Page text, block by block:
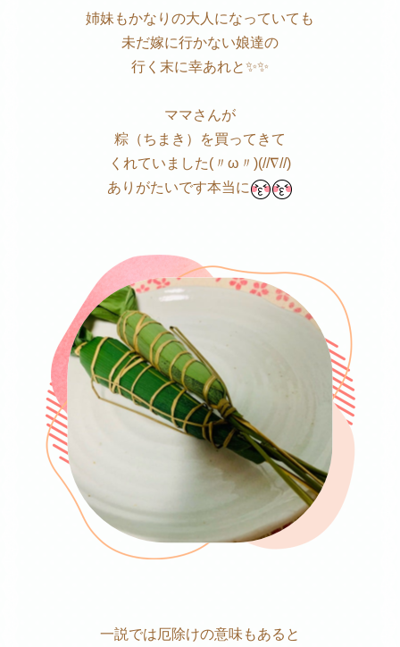
姉妹もかなりの大人になっていても
未だ嫁に行かない娘達の
行く末に幸あれと✨✨
ママさんが
粽（ちまき）を買ってきて
くれていました(〃ω〃)(//∇//)
ありがたいです本当に
一説では厄除けの意味もあると